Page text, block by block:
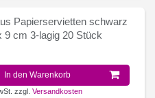
Papierservietten schwarz
9 cm 3-lagig 20 Stück
In den Warenkorb
zzgl.Versandkosten